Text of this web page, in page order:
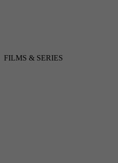
FILMS & SERIES